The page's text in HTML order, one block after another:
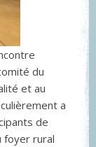
du
et au
a
de
rural